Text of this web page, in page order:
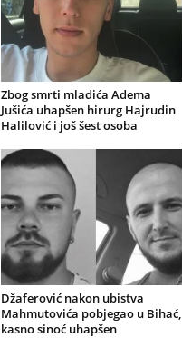
Zbog smrti mladića Adema
Jušića uhapšen hirurg Hajrudin
Halilović i još šest osoba
Džaferović nakon ubistva
Mahmutovića pobjegao u Bihać,
kasno sinoć uhapšen